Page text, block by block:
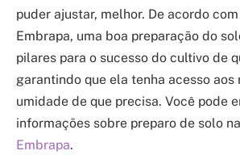
puder ajustar, melhor. De acordo
Embrapa, uma boa preparação do
pilares para o sucesso do cultivo de
garantindo que ela tenha acesso aos
umidade de que precisa. Você pode
informações sobre preparo de solo
Embrapa.